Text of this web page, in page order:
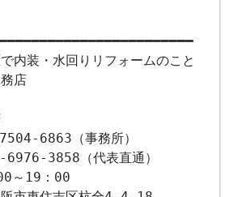
内装・水回りリフォームのこと
店
6863（事務所）
（代表直通）
～19：00